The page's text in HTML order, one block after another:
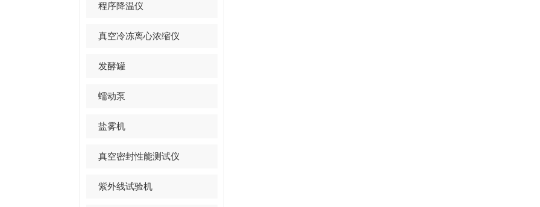
程序降温仪
真空冷冻离心浓缩仪
发酵罐
蠕动泵
盐雾机
真空密封性能测试仪
紫外线试验机